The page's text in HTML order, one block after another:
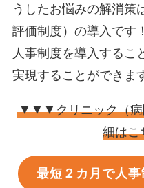
うしたお悩みの解消策
評価制度）の導入です！
人事制度を導入するこ
実現することができま
▼▼▼クリニック（病
細はこ
最短２カ月で人事